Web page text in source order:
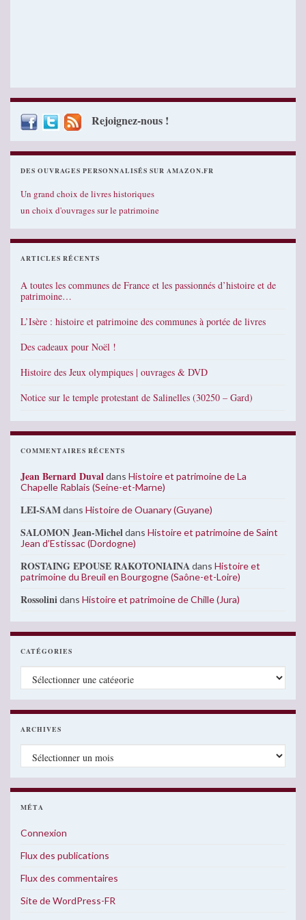
Rejoignez-nous !
DES OUVRAGES PERSONNALISÉS SUR AMAZON.FR
Un grand choix de livres historiques
un choix d'ouvrages sur le patrimoine
ARTICLES RÉCENTS
A toutes les communes de France et les passionnés d’histoire et de
patrimoine…
L’Isère : histoire et patrimoine des communes à portée de livres
Des cadeaux pour Noël !
Histoire des Jeux olympiques | ouvrages & DVD
Notice sur le temple protestant de Salinelles (30250 – Gard)
COMMENTAIRES RÉCENTS
Jean Bernard Duvaldans Histoire et patrimoine de La
Chapelle Rablais (Seine-et-Marne)
LEI-SAMdans Histoire de Ouanary (Guyane)
SALOMON Jean-Micheldans Histoire et patrimoine de Saint
Jean d’Estissac (Dordogne)
ROSTAING EPOUSE RAKOTONIAINAdans Histoire et
patrimoine du Breuil en Bourgogne (Saône-et-Loire)
Rossolinidans Histoire et patrimoine de Chille (Jura)
CATÉGORIES
Catégories
ARCHIVES
Archives
MÉTA
Connexion
Flux des publications
Flux des commentaires
Site de WordPress-FR